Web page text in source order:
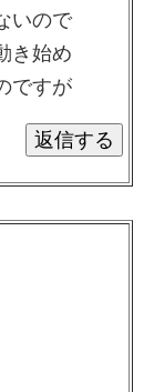
いので
き始め
ですが